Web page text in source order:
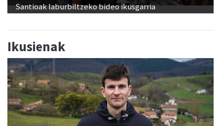
Santioak laburbiltzeko bideo ikusgarria
Ikusienak